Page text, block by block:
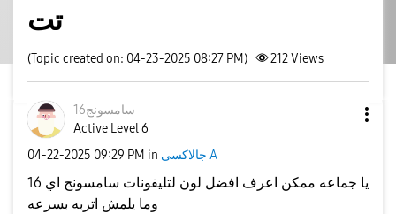
تت
(Topic created on: 04-23-2025 08:27 PM) 212Views
سامسونج16
Active Level 6
‎04-22-2025 09:29 PM in جالاكسى A
يا جماعه ممكن اعرف افضل لون لتليفونات سامسونج اي 16